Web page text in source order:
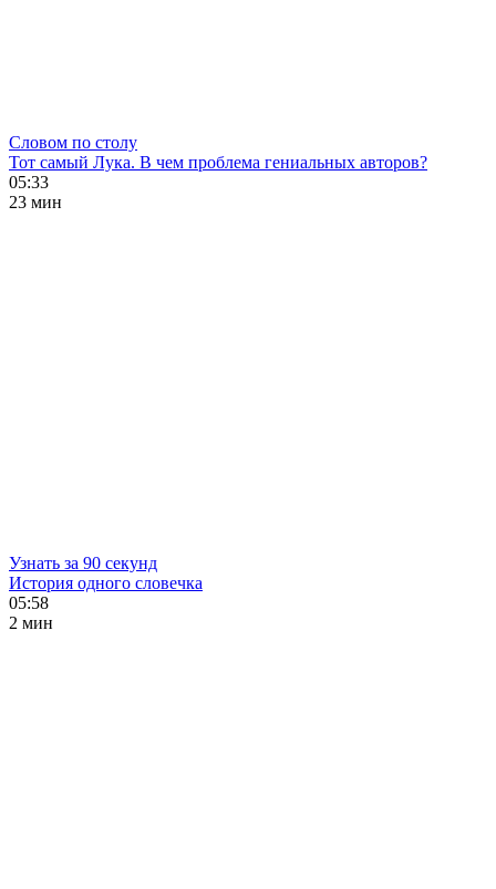
Словом по столу
Тот самый Лука. В чем проблема гениальных авторов?
05:33
23 мин
Узнать за 90 секунд
История одного словечка
05:58
2 мин